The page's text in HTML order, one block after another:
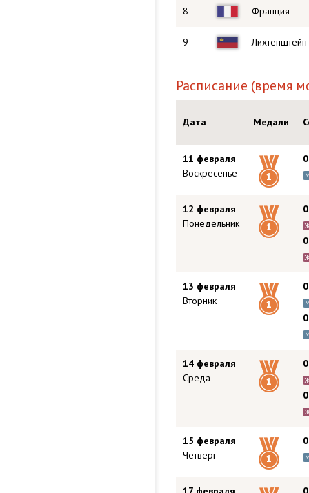
8 Франция
9 Лихтенштейн
Расписание (время
Дата Медали
11 февраля
Воскресенье
1
12 февраля
Понедельник
1
13 февраля
Вторник
1
14 февраля
Среда
1
15 февраля
Четверг
1